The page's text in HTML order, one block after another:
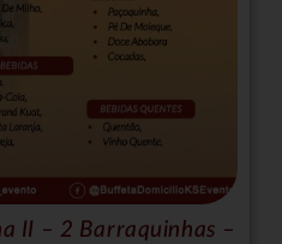
II – 2 Barraquinhas –